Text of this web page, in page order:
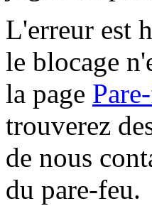
L'erreur est
le blocage
la page
trouverez
de nous
du pare-feu.